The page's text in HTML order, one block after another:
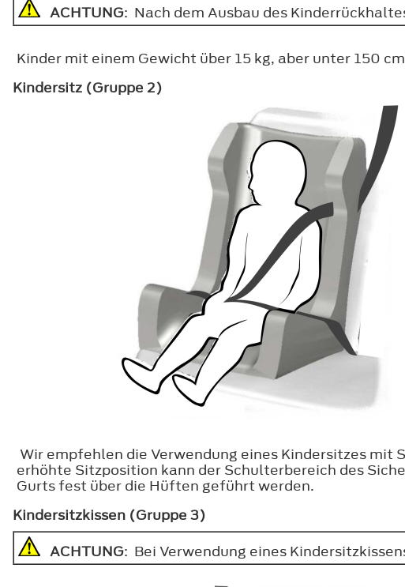
ACHTUNG: Nach dem Ausbau des
Kinder mit einem Gewicht über 15 kg, aber unter 150
Kindersitz (Gruppe 2)
Wir empfehlen die Verwendung eines Kindersitzes mit
erhöhte Sitzposition kann der Schulterbereich des
Gurts fest über die Hüften geführt werden.
Kindersitzkissen (Gruppe 3)
ACHTUNG: Bei Verwendung eines